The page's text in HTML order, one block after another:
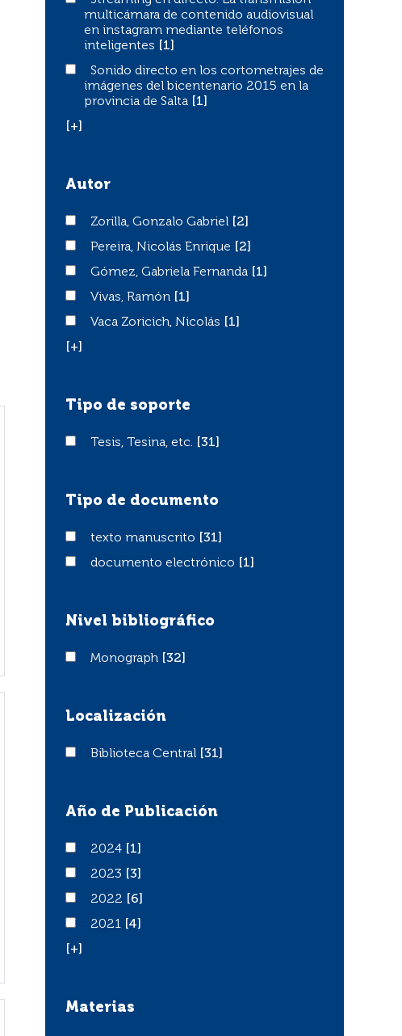
multicámara de contenido audiovisual
en instagram mediante teléfonos
inteligentes
[1]
Sonido directo en los cortometrajes de imágenes del
Sonido directo en los cortometrajes de
imágenes del bicentenario 2015 en la
provincia de Salta
[1]
[+]
Autor
Zorilla, Gonzalo Gabriel
Zorilla, Gonzalo Gabriel
[2]
Pereira, Nicolás Enrique
Pereira, Nicolás Enrique
[2]
Gómez, Gabriela Fernanda
Gómez, Gabriela Fernanda
[1]
Vivas, Ramón
Vivas, Ramón
[1]
Vaca Zoricich, Nicolás
Vaca Zoricich, Nicolás
[1]
[+]
Tipo de soporte
Tesis, Tesina, etc.
Tesis, Tesina, etc. [31]
Tipo de documento
texto manuscrito
texto manuscrito
[31]
documento electrónico
documento electrónico [1]
Nivel bibliográfico
Monograph
Monograph [32]
Localización
Biblioteca Central
Biblioteca Central [31]
Año de Publicación
20242024
[1]
20232023
[3]
20222022
[6]
20212021
[4]
[+]
Materias